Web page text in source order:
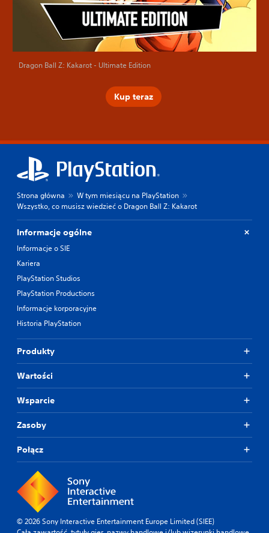
Dragon Ball Z: Kakarot - Ultimate Edition
Kup teraz
Strona główna
W tym miesiącu na PlayStation
Wszystko, co musisz wiedzieć o Dragon Ball Z: Kakarot
Informacje ogólne
Informacje o SIE
Kariera
PlayStation Studios
PlayStation Productions
Informacje korporacyjne
Historia PlayStation
Produkty
Wartości
Wsparcie
Zasoby
Połącz
© 2026 Sony Interactive Entertainment Europe Limited (SIEE)